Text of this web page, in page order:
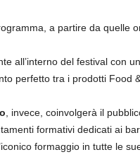
a partire da quelle
all’interno del festival con
perfetto tra i prodotti Food
, invece, coinvolgerà il
formativi dedicati ai
formaggio in tutte le